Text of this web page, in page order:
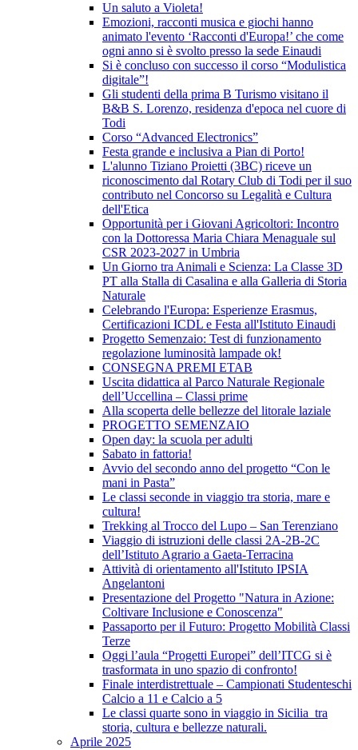
Un saluto a Violeta!
Emozioni, racconti musica e giochi hanno
animato l'evento ‘Racconti d'Europa!’ che come
ogni anno si è svolto presso la sede Einaudi
Si è concluso con successo il corso “Modulistica
digitale”!
Gli studenti della prima B Turismo visitano il
B&B S. Lorenzo, residenza d'epoca nel cuore di
Todi
Corso “Advanced Electronics”
Festa grande e inclusiva a Pian di Porto!
L'alunno Tiziano Proietti (3BC) riceve un
riconoscimento dal Rotary Club di Todi per il suo
contributo nel Concorso su Legalità e Cultura
dell'Etica
Opportunità per i Giovani Agricoltori: Incontro
con la Dottoressa Maria Chiara Menaguale sul
CSR 2023-2027 in Umbria
Un Giorno tra Animali e Scienza: La Classe 3D
PT alla Stalla di Casalina e alla Galleria di Storia
Naturale
Celebrando l'Europa: Esperienze Erasmus,
Certificazioni ICDL e Festa all'Istituto Einaudi
Progetto Semenzaio: Test di funzionamento
regolazione luminosità lampade ok!
CONSEGNA PREMI ETAB
Uscita didattica al Parco Naturale Regionale
dell’Uccellina – Classi prime
Alla scoperta delle bellezze del litorale laziale
PROGETTO SEMENZAIO
Open day: la scuola per adulti
Sabato in fattoria!
Avvio del secondo anno del progetto “Con le
mani in Pasta”
Le classi seconde in viaggio tra storia, mare e
cultura!
Trekking al Trocco del Lupo – San Terenziano
Viaggio di istruzioni delle classi 2A-2B-2C
dell’Istituto Agrario a Gaeta-Terracina
Attività di orientamento all'Istituto IPSIA
Angelantoni
Presentazione del Progetto "Natura in Azione:
Coltivare Inclusione e Conoscenza"
Passaporto per il Futuro: Progetto Mobilità Classi
Terze
Oggi l’aula “Progetti Europei” dell’ITCG si è
trasformata in uno spazio di confronto!
Finale interdistrettuale – Campionati Studenteschi
Calcio a 11 e Calcio a 5
Le classi quarte sono in viaggio in Sicilia tra
storia, cultura e bellezze naturali.
Aprile 2025